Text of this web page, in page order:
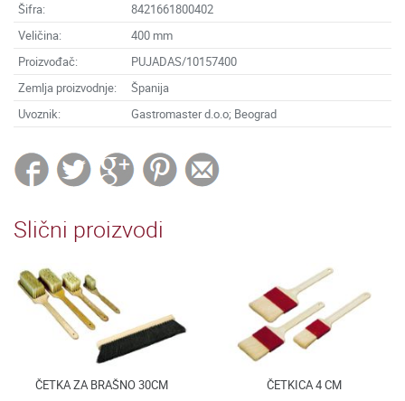
Šifra:
8421661800402
Veličina:
400 mm
Proizvođač:
PUJADAS/10157400
Zemlja proizvodnje:
Španija
Uvoznik:
Gastromaster d.o.o; Beograd
Slični proizvodi
ČETKA ZA BRAŠNO 30CM
ČETKICA 4 CM